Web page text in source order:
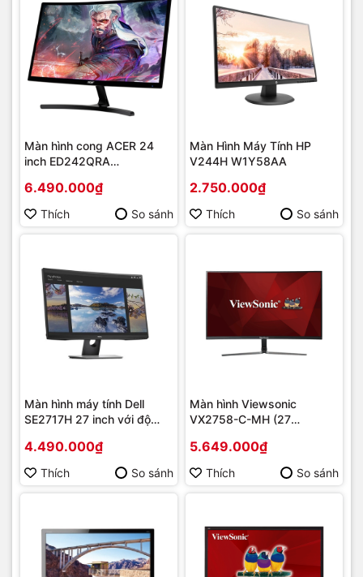
Màn hình cong ACER 24
inch ED242QRA
6.490.000₫
Thích So sánh
Màn Hình Máy Tính HP
V244H W1Y58AA
2.750.000₫
Thích So sánh
Màn hình máy tính Dell
SE2717H 27 inch với độ
4.490.000₫
Thích So sánh
Màn hình Viewsonic
VX2758-C-MH (27
nits/HDMI+VGA/Cong)
5.649.000₫
Thích So sánh